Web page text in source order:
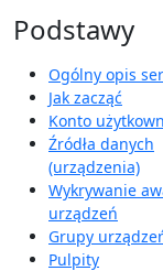
Podstawy
Ogólny opis
Jak zacząć
Konto
Źródła danych
(urządzenia)
Wykrywanie
urządzeń
Grupy
Pulpity